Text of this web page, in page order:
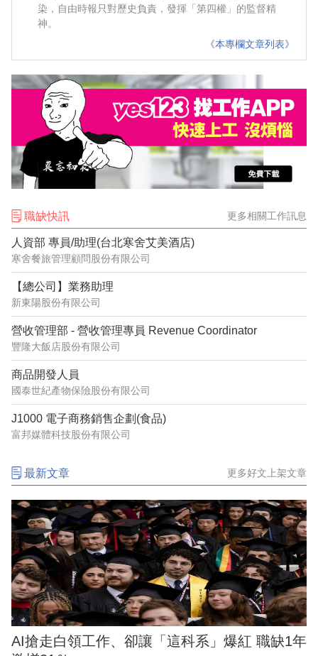
染，自由時報只對歷史負責，發揮「第四權」的監督精
神。
《本專欄文章列表》
職缺快訊 更多相關工作訊息
人資部 專員/助理(台北寒舍艾美酒店)
寒舍餐旅管理顧問股份有限公司
【總公司】業務助理
新東陽股份有限公司
營收管理部 - 營收管理專員 Revenue Coordinator
豐隆大飯店股份有限公司
商品開發人員
國泰世紀產物保險股份有限公司
J1000 電子商務銷售企劃(食品)
富邦媒體科技股份有限公司
最新文章 更多好文上架文章
AI搶走白領工作、卻讓「這科系」爆紅 職缺1年